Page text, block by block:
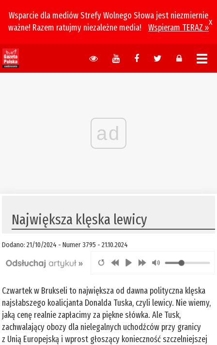
Wsparcie dla mediów Strefy Wolnego Słowa jest niezmiernie
ważne! Razem ratujmy niezależne media!
Wspieram TERAZ »
x
ad
Największa klęska lewicy
Dodano: 21/10/2024 - Numer 3795 - 21.10.2024
Czwartek w Brukseli to największa od dawna polityczna klęska
najsłabszego koalicjanta Donalda Tuska, czyli lewicy. Nie wiemy,
jaką cenę realnie zapłacimy za piękne słówka. Ale Tusk,
zachwalający obozy dla nielegalnych uchodźców przy granicy
z Unią Europejską i wprost głoszący konieczność szczelniejszej